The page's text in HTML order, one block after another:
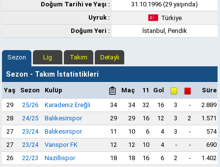
Doğum Tarihi ve Yaşı :
31.10.1996 (29 yaşında)
Uyruk :
Türkiye
Doğum Yeri :
İstanbul, Pendik
Sezon Lig Takım Detaylı
Sezon - Takım İstatistikleri
Yaş Sezon Kulüp Maç 11 Gol
Süre
29
25/26 Karadeniz Ereğli 34 34 32 16 3 -
2.889
28
24/25 Balıkesirspor 29 29 16 12 3 2
1.571
27
23/24 Balıkesirspor 11 10 6 4 3 -
574
27
23/24 Vanspor FK 12 12 10 4 - -
690
26
22/23 Nazillispor 18 18 16 6 2 -
1.402